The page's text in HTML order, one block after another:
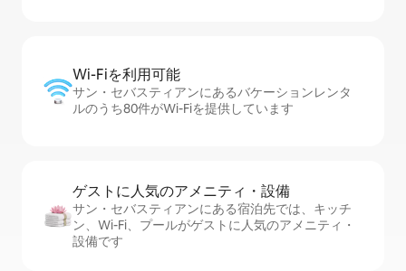
Wi-Fiを利⁠用⁠可⁠能
サン・セバスティアンにあるバケーションレンタ
ルのうち80件がWi-Fiを提供しています
ゲストに人⁠気⁠のア⁠メ⁠ニ⁠テ⁠ィ・設⁠備
サン・セバスティアンにある宿泊先では、キッチ
ン、Wi-Fi、プールがゲストに人気のアメニティ・
設備です